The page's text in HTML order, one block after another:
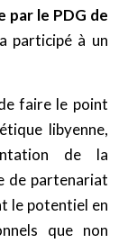
par le PDG de
participé à un
faire le point
libyenne,
de la
de partenariat
le potentiel en
que non